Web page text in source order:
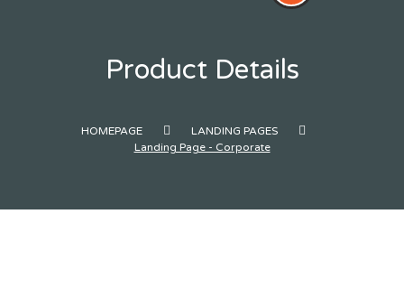
Product Details
HOMEPAGE
LANDING PAGES
Landing Page - Corporate